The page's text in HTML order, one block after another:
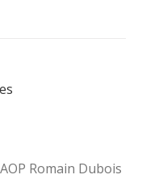
Romain Dubois